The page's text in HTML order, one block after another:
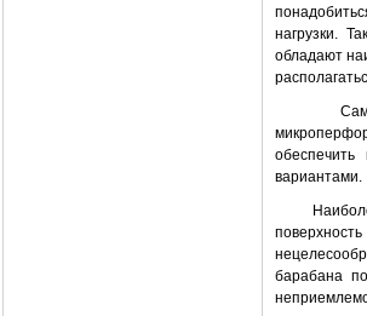
нагрузки.
обладают
вариантами.
барабана